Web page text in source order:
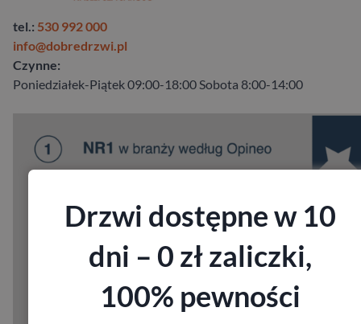
tel.: 530 992 000
info@dobredrzwi.pl
Czynne:
Poniedziałek-Piątek 09:00-18:00 Sobota 8:00-14:00
Drzwi dostępne w 10
dni – 0 zł zaliczki,
100% pewności